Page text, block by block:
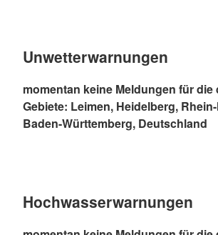
Unwetterwarnungen
momentan keine Meldungen für die
Gebiete: Leimen, Heidelberg,
Baden-Württemberg, Deutschland
Hochwasserwarnungen